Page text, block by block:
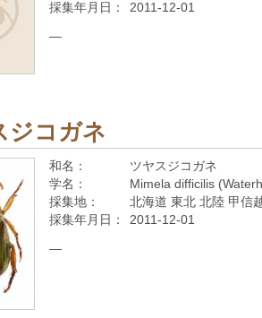
採集年月日：
2011-12-01
—
ジコガネ
和名：
ツヤスジコガネ
学名：
Mimela difficilis
採集地：
北海道 東北 北陸 甲信
採集年月日：
2011-12-01
—